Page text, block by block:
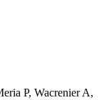
P, Wacrenier A,